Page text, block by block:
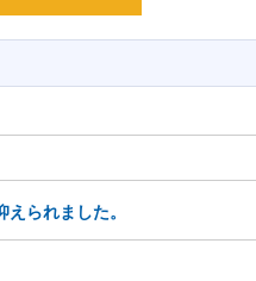
られました。